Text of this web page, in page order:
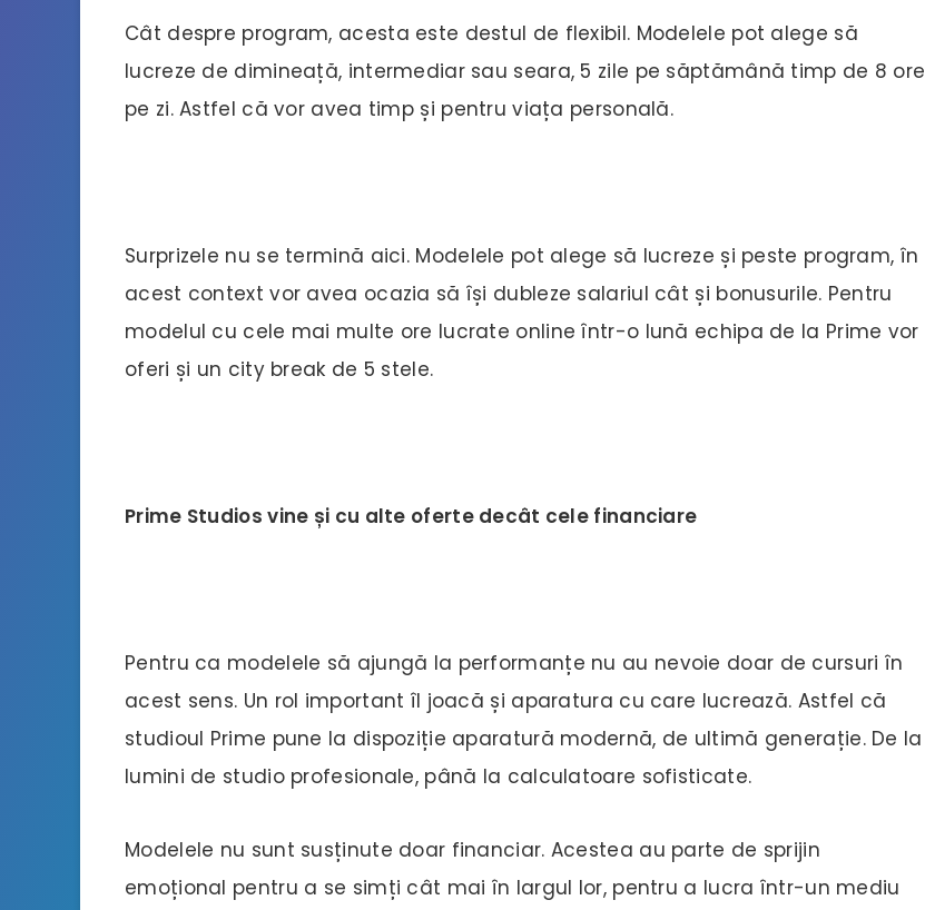
Cât despre program, acesta este destul de flexibil. Modelele pot alege să
lucreze de dimineață, intermediar sau seara, 5 zile pe săptămână timp de 8 ore
pe zi. Astfel că vor avea timp și pentru viața personală.
Surprizele nu se termină aici. Modelele pot alege să lucreze și peste program, în
acest context vor avea ocazia să își dubleze salariul cât și bonusurile. Pentru
modelul cu cele mai multe ore lucrate online într-o lună echipa de la Prime vor
oferi și un city break de 5 stele.
Prime Studios vine și cu alte oferte decât cele financiare
Pentru ca modelele să ajungă la performanțe nu au nevoie doar de cursuri în
acest sens. Un rol important îl joacă și aparatura cu care lucrează. Astfel că
studioul Prime pune la dispoziție aparatură modernă, de ultimă generație. De la
lumini de studio profesionale, până la calculatoare sofisticate.
Modelele nu sunt susținute doar financiar. Acestea au parte de sprijin
emoțional pentru a se simți cât mai în largul lor, pentru a lucra într-un mediu